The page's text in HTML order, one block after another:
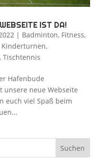
IST DA!
| Badminton, Fitness,
Kinderturnen,
Tischtennis
Hafenbude
unsere neue Webseite
euch viel Spaß beim
Suchen